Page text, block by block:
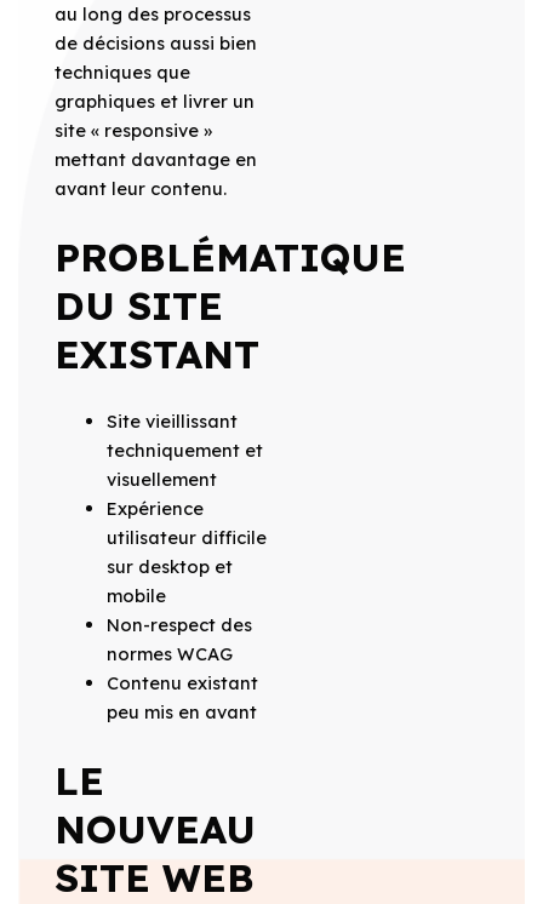
au long des processus
de décisions aussi bien
techniques que
graphiques et livrer un
site « responsive »
mettant davantage en
avant leur contenu.
PROBLÉMATIQUE
DU SITE
EXISTANT
Site vieillissant
techniquement et
visuellement
Expérience
utilisateur difficile
sur desktop et
mobile
Non-respect des
normes WCAG
Contenu existant
peu mis en avant
LE
NOUVEAU
SITE WEB